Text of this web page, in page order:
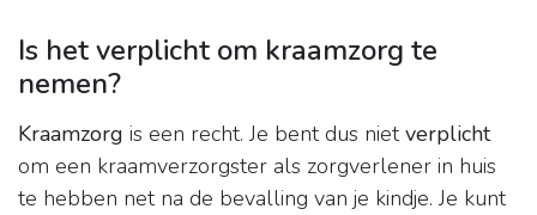
Is het verplicht om kraamzorg te
nemen?
Kraamzorg is een recht. Je bent dus nietverplicht
om een kraamverzorgster als zorgverlener in huis
te hebben net na de bevalling van je kindje. Je kunt